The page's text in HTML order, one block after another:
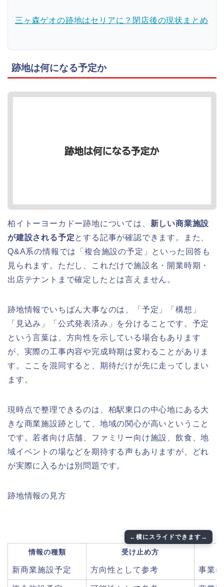
三ヶ森ゲオの跡地はセリアに？閉店後の現状まとめ
跡地は何になる予定か
柏イトーヨーカドー跡地については、 新しい商業施設
が建設される予定とする記事が確認できます。また、
Q&A系の情報では「複合施設の予定」といった回答も
見られます。ただし、これだけで施設名・開業時期・
出店テナントまで確定したとは言えません。
跡地情報でいちばん大事なのは、「予定」「構想」
「見込み」「公式発表済み」を分けることです。予定
という言葉は、方向性を示している場合もあります
が、実際の工事内容や完成時期は変わることがありま
す。ここを混同すると、期待だけが先に走ってしまい
ます。
現時点で整理できるのは、柏駅東口の中心地にある大
きな商業施設跡として、地域の関心が高いということ
です。若者向け店舗、ファミリー向け施設、飲食、地
域イベントの場などを期待する声もありますが、どれ
が実際に入るかは別問題です。
跡地情報の見方
情報の種類 受け止め方
新商業施設予定 方向性として参考 事業